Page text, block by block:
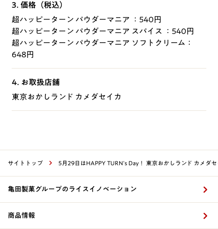
3. 価格（税込）
超ハッピーターン パウダーマニア ：540円
超ハッピーターン パウダーマニア スパイス ：540円
超ハッピーターン パウダーマニア ソフトクリーム：
648円
4. お取扱店舗
東京おかしランド カメダセイカ
サイトトップ 5月29日はHAPPY TURN’s Day！ 東京おかしランド カメダ
亀田製菓グループのライスイノベーション
商品情報